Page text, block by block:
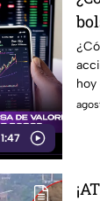
1:47
de
hoy